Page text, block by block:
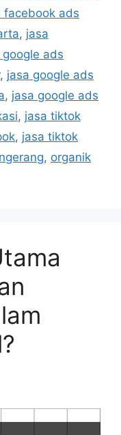
facebook ads
, jasa
google ads
, jasa google ads
, jasa google ads
, jasa tiktok
, jasa tiktok
, organik